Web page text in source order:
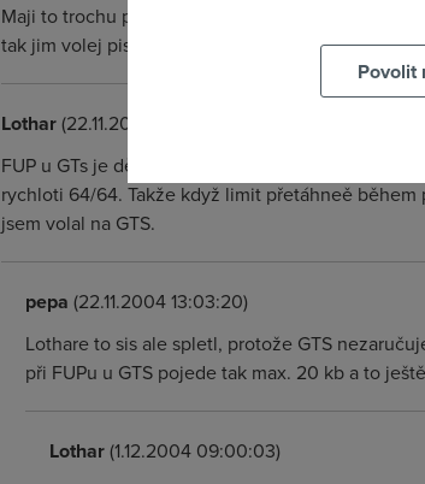
Maji to trochu podivne. Ja se uz tesim az mi
tak jim volej pis a nenech se odbit
Lothar(22.11.2004 11:18:06)
FUP u GTs je dělaný tak, že když přejedeš limit
rychloti 64/64. Takže když limit přetáhneě
jsem volal na GTS.
pepa (22.11.2004 13:03:20)
Lothare to sis ale spletl, protože GTS
při FUPu u GTS pojede tak max. 20 kb a to
Lothar(1.12.2004 09:00:03)
Povolit